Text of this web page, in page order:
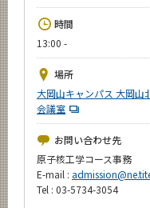
時間
13:00 -
場所
大岡山キャンパス 大岡山
会議室
お問い合わせ先
原子核工学コース事務
E-mail :
Tel : 03-5734-3054
融合理工学系 News
イベントカレンダー
Event Calendar
今後のイベント
今後の課程別イベント
年別アーカイブ